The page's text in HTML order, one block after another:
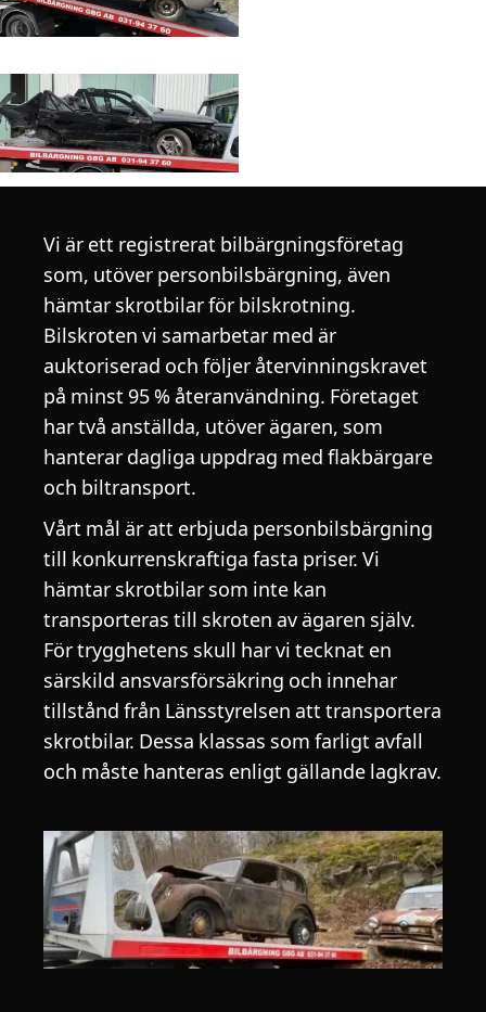
Vi är ett registrerat bilbärgningsföretag
som, utöver personbilsbärgning, även
hämtar skrotbilar för bilskrotning.
Bilskroten vi samarbetar med är
auktoriserad och följer återvinningskravet
på minst 95 % återanvändning. Företaget
har två anställda, utöver ägaren, som
hanterar dagliga uppdrag med flakbärgare
och biltransport.
Vårt mål är att erbjuda personbilsbärgning
till konkurrenskraftiga fasta priser. Vi
hämtar skrotbilar som inte kan
transporteras till skroten av ägaren själv.
För trygghetens skull har vi tecknat en
särskild ansvarsförsäkring och innehar
tillstånd från Länsstyrelsen att transportera
skrotbilar. Dessa klassas som farligt avfall
och måste hanteras enligt gällande lagkrav.